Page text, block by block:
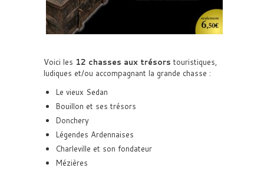
Voici les 12 chasses aux trésors touristiques,
ludiques et/ou accompagnant la grande chasse :
Le vieux Sedan
Bouillon et ses trésors
Donchery
Légendes Ardennaises
Charleville et son fondateur
Mézières